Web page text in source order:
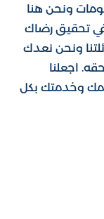
| مكتب
ونحن هنا
في تحقيق رضاك
ونحن نعدك
اجعلنا
وخدمتك بكل